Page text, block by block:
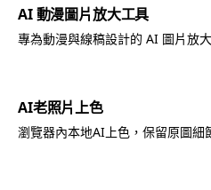
AI 動漫圖片放大工具
專為動漫與線稿設計的 AI 圖片放
AI老照片上色
瀏覽器內本地AI上色，保留原圖細